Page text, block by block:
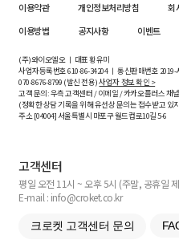
이용약관 개인정보처리방침 회
이용방법
공지사항 이벤트
(주)와이오엘오 ㅣ 대표 황유미
사업자등록번호610-86-34204ㅣ 통신판매번호
070-8676-8799 (발신 전용)사업자 정보 확인 >
고객 문의: 우측 고객센터 / 이메일 / 카카오플러스 채
(정확한 상담 기록을 위해 유선상 문의는 접수받고 있
주소 [04004] 서울특별시 마포구 월드컵로10길5-6
고객센터
평일 오전 11시 ~ 오후 5시 (주말, 공휴일
E-mail : info@croket.co.kr
크로켓 고객센터 문의